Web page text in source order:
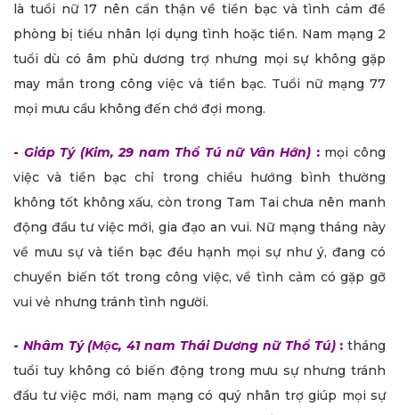
là tuổi nữ 17 nên cẩn thận về tiền bạc và tình cảm đề
phòng bị tiểu nhân lợi dụng tình hoặc tiền. Nam mạng 2
tuổi dù có âm phù dương trợ nhưng mọi sự không gặp
may mắn trong công việc và tiền bạc. Tuổi nữ mạng 77
mọi mưu cầu không đến chớ đợi mong.
- Giáp Tý (Kim, 29 nam Thổ Tú nữ Vân Hớn) :mọi công
việc và tiền bạc chỉ trong chiều hướng bình thường
không tốt không xấu, còn trong Tam Tai chưa nên manh
động đầu tư việc mới, gia đạo an vui. Nữ mạng tháng này
về mưu sự và tiền bạc đều hạnh mọi sự như ý, đang có
chuyển biến tốt trong công việc, về tình cảm có gặp gỡ
vui vẻ nhưng tránh tình người.
- Nhâm Tý (Mộc, 41 nam Thái Dương nữ Thổ Tú) : tháng
tuổi tuy không có biến động trong mưu sự nhưng tránh
đầu tư việc mới, nam mạng có quý nhân trợ giúp mọi sự